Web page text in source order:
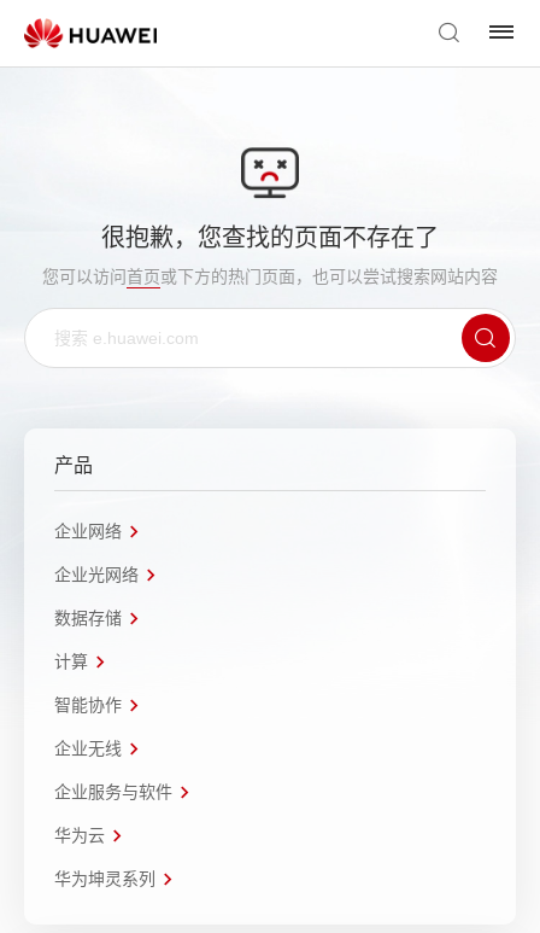
很抱歉，您查找的页面不存在了
您可以访问首页或下方的热门页面，也可以尝试搜索网站内容
产品
企业网络
企业光网络
数据存储
计算
智能协作
企业无线
企业服务与软件
华为云
华为坤灵系列